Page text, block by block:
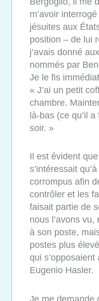
m’avoir
jésuites aux
position – de lui
j’avais donné
nommés par
Je le fis
« J’ai un petit
chambre.
là-bas (ce qu’il
soir. »
Il est évident
s’intéressait
corrompus afin
contrôler et les
faisait partie de
nous l’avons
à son poste,
postes plus
qui
Eugenio Hasler.
Je me demande